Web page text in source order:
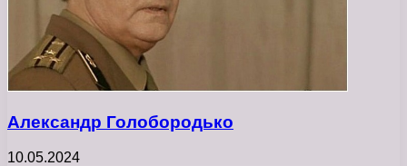
Александр Голобородько
10.05.2024